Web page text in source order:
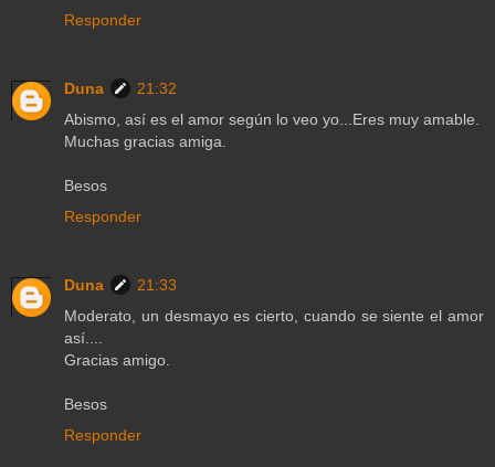
Responder
Duna
21:32
Abismo, así es el amor según lo veo yo...Eres muy amable.
Muchas gracias amiga.
Besos
Responder
Duna
21:33
Moderato, un desmayo es cierto, cuando se siente el amor
así....
Gracias amigo.
Besos
Responder